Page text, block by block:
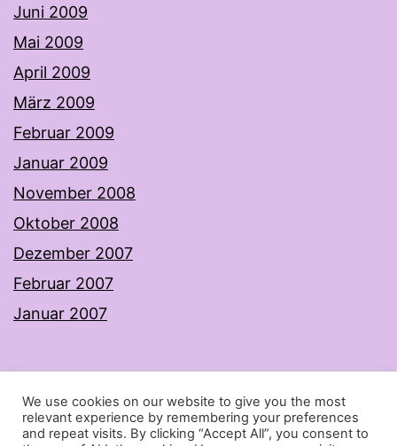
Juni 2009
Mai 2009
April 2009
März 2009
Februar 2009
Januar 2009
November 2008
Oktober 2008
Dezember 2007
Februar 2007
Januar 2007
MELLCOLM
We use cookies on our website to give you the most
relevant experience by remembering your preferences
and repeat visits. By clicking “Accept All”, you consent to